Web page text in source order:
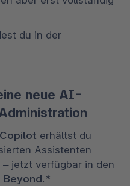
neue AI-
erhältst du
Assistenten
jetzt verfügbar in den
Beyond.*